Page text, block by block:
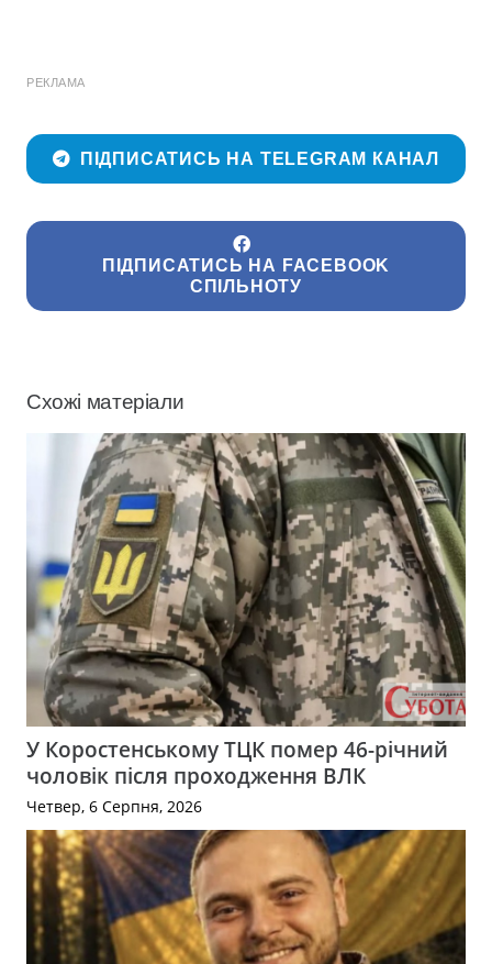
РЕКЛАМА
ПІДПИСАТИСЬ НА TELEGRAM КАНАЛ
ПІДПИСАТИСЬ НА FACEBOOK
СПІЛЬНОТУ
Схожі матеріали
У Коростенському ТЦК помер 46-річний
чоловік після проходження ВЛК
Четвер, 6 Серпня, 2026